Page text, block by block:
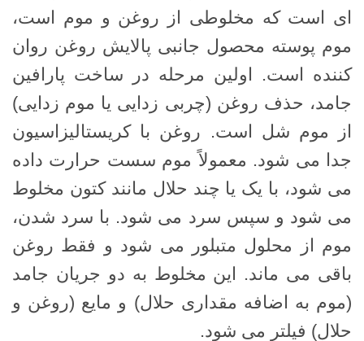
ای است که مخلوطی از روغن و موم است،
موم پوسته محصول جانبی پالایش روغن روان
کننده است. اولین مرحله در ساخت پارافین
جامد، حذف روغن (چربی زدایی یا موم زدایی)
از موم شل است. روغن با کریستالیزاسیون
جدا می شود. معمولاً موم سست حرارت داده
می شود، با یک یا چند حلال مانند کتون مخلوط
می شود و سپس سرد می شود. با سرد شدن،
موم از محلول متبلور می شود و فقط روغن
باقی می ماند. این مخلوط به دو جریان جامد
(موم به اضافه مقداری حلال) و مایع (روغن و
حلال) فیلتر می شود.